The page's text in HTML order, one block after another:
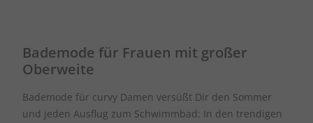
Bademode für Frauen mit großer
Oberweite
Bademode für curvy Damen versüßt Dir den Sommer
und jeden Ausflug zum Schwimmbad: In den trendigen